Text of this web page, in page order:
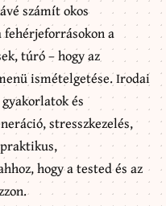
számít okos
fehérjeforrásokon a
túró – hogy az
ismételgetése. Irodai
és
stresszkezelés,
hogy a tested és az